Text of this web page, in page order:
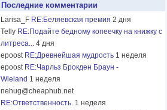
Последние комментарии
Larisa_F RE:Беляевская премия 2 дня
Telly RE:Подайте бедному копеечку на книжку с
литреса... 4 дня
epoost RE:Древнейшая мудрость 1 неделя
epoost RE:Чарльз Брокден Браун -
Wieland 1 неделя
nehug@cheaphub.net
RE:Ответственность. 1 неделя